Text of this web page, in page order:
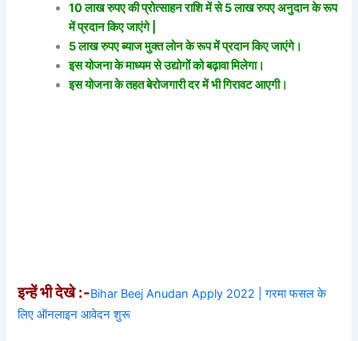
10 लाख रुपए की प्रोत्साहन राशि में से 5 लाख रुपए अनुदान के रूप
में प्रदान किए जाएंगे |
5 लाख रुपए ब्याज मुक्त लोन के रूप में प्रदान किए जाएंगे।
इस योजना के माध्यम से उद्योगों को बढ़ावा मिलेगा।
इस योजना के तहत बेरोजगारी दर में भी गिरावट आएगी।
इन्हें भी देखे :-Bihar Beej Anudan Apply 2022 | गरमा फसल के
लिए ऑनलाइन आवेदन शुरू